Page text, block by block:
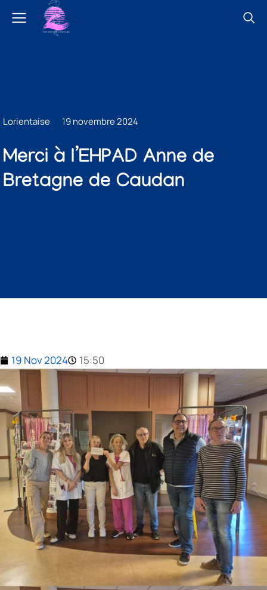
Lorientaise 19 novembre 2024
Merci à l’EHPAD Anne de
Bretagne de Caudan
19 Nov 2024 15:50